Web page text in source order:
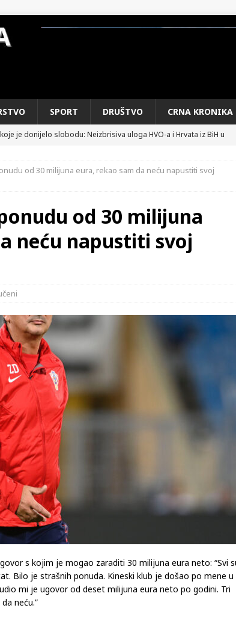
SPORT DRUŠTVO CRNA KRONIKA
RAT
DOMOVINSKI RAT
iz sažetka dnevnih događaja za protekli vikend
CRNA
29. srpnja 2018, preminuo je glazbeni genij Oliver Dragojević
iz Međugorja; ‘Slobodna Dalmacija‘ u posjedu dramatične
u polju kod granice!
vala. Svježije u petak. Negdje stižu i pljuskovi.
od 30 milijuna
neću napustiti svoj
s kojim je mogao zaraditi 30 milijuna eura neto: “Svi su
Bilo je strašnih ponuda. Kineski klub je došao po mene u
mi je ugovor od deset milijuna eura neto po godini. Tri